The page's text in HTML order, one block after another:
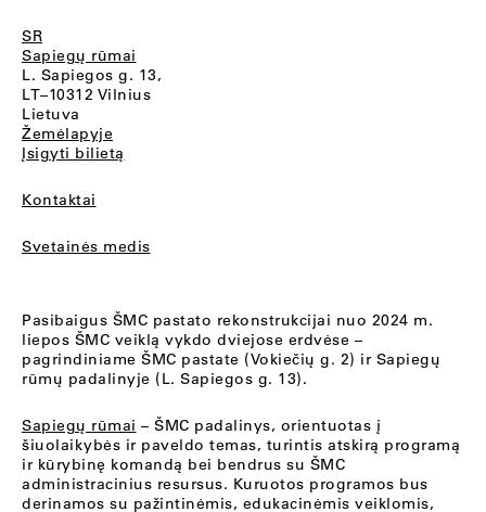
SR
Sapiegų rūmai
L. Sapiegos g. 13,
LT–10312 Vilnius
Lietuva
Žemėlapyje
Įsigyti bilietą
Kontaktai
Svetainės medis
Pasibaigus ŠMC pastato rekonstrukcijai nuo 2024 m.
liepos ŠMC veiklą vykdo dviejose erdvėse –
pagrindiniame ŠMC pastate (Vokiečių g. 2) ir Sapiegų
rūmų padalinyje (L. Sapiegos g. 13).
Sapiegų rūmai – ŠMC padalinys, orientuotas į
šiuolaikybės ir paveldo temas, turintis atskirą programą
ir kūrybinę komandą bei bendrus su ŠMC
administracinius resursus. Kuruotos programos bus
derinamos su pažintinėmis, edukacinėmis veiklomis,